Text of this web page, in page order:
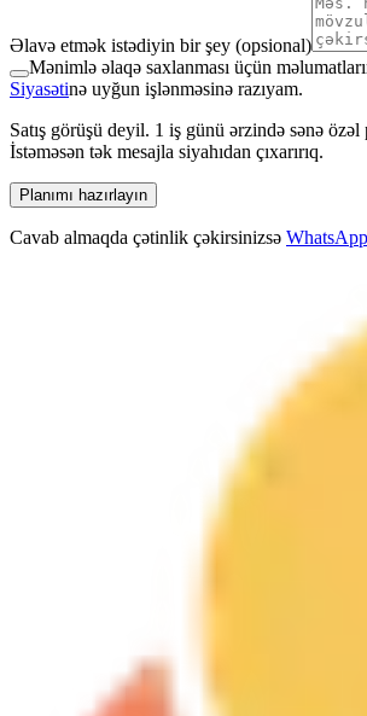
Əlavə etmək istədiyin bir şey (opsional)
Mənimlə əlaqə saxlanması üçün
Siyasətinə uyğun işlənməsinə razıyam.
Satış görüşü deyil. 1 iş günü ərzində sənə
İstəməsən tək mesajla siyahıdan çıxarırıq.
Planımı hazırlayın
Cavab almaqda çətinlik çəkirsinizsə